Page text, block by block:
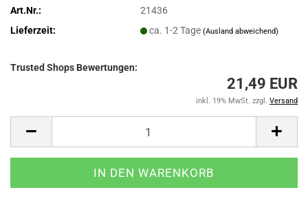
Art.Nr.:
21436
Lieferzeit:
ca. 1-2 Tage(Ausland abweichend)
Trusted Shops Bewertungen:
21,49 EUR
inkl. 19% MwSt. zzgl. Versand